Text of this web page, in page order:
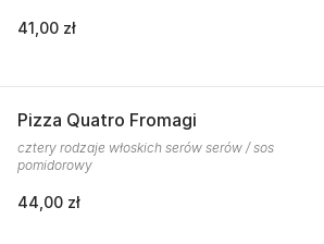
41,00 zł
Pizza Quatro Fromagi
cztery rodzaje włoskich serów serów / sos
pomidorowy
44,00 zł